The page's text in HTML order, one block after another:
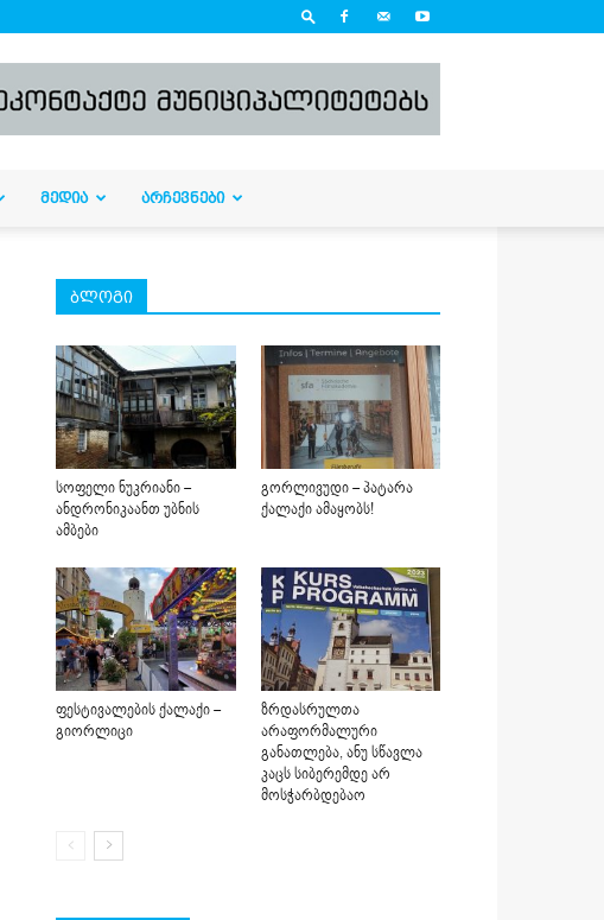
ᲛᲔᲓᲘᲐ ᲐᲠᲩᲔᲕᲜᲔᲑᲘ
ბლოგი
სოფელი ნუკრიანი –
ანდრონიკაანთ უბნის
ამბები
გორლივუდი – პატარა
ქალაქი ამაყობს!
ფესტივალების ქალაქი –
გიორლიცი
ზრდასრულთა
არაფორმალური
განათლება, ანუ სწავლა
კაცს სიბერემდე არ
მოსჭარბდებაო